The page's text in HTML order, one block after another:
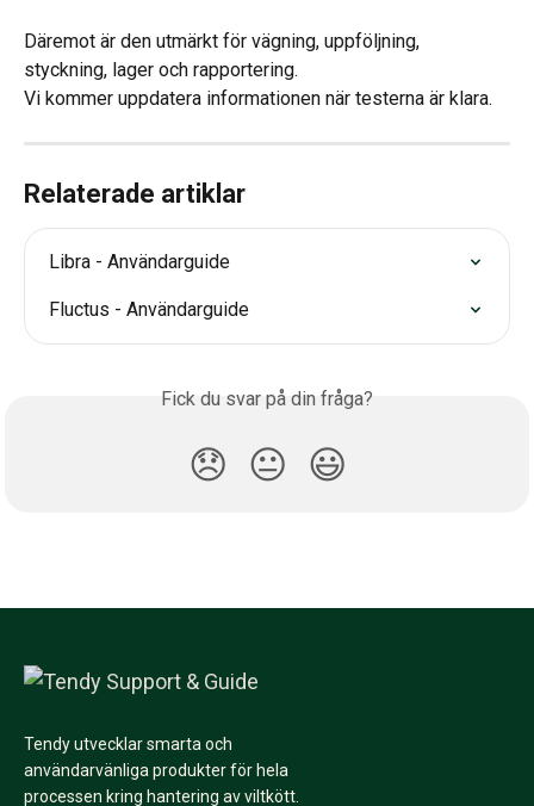
Däremot är den utmärkt för vägning, uppföljning,
styckning, lager och rapportering.
Vi kommer uppdatera informationen när testerna är klara.
Relaterade artiklar
Libra - Användarguide
Fluctus - Användarguide
Fick du svar på din fråga?
😞 😐 😃
Tendy utvecklar smarta och
användarvänliga produkter för hela
processen kring hantering av viltkött.